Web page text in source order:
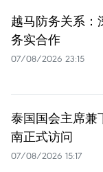
越马防务关系：
务实合作
07/08/2026 23:15
泰国国会主席兼
南正式访问
07/08/2026 15:17